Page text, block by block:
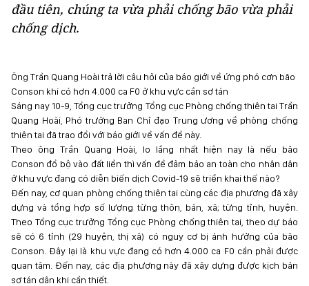
đầu tiên, chúng ta vừa phải chống bão vừa phải
chống dịch.
Ông Trần Quang Hoài trả lời câu hỏi của báo giới về ứng phó cơn bão
Conson khi có hơn 4.000 ca F0 ở khu vực cần sơ tán
Sáng nay 10-9, Tổng cục trưởng Tổng cục Phòng chống thiên tai Trần
Quang Hoài, Phó trưởng Ban Chỉ đạo Trung ương về phòng chống
thiên tai đã trao đổi với báo giới về vấn đề này.
Theo ông Trần Quang Hoài, lo lắng nhất hiện nay là nếu bão
Conson đổ bộ vào đất liền thì vấn đề đảm bảo an toàn cho nhân dân
ở khu vực đang có diễn biến dịch Covid-19 sẽ triển khai thế nào?
Đến nay, cơ quan phòng chống thiên tai cùng các địa phương đã xây
dựng và tổng hợp số lượng từng thôn, bản, xã; từng tỉnh, huyện.
Theo Tổng cục trưởng Tổng cục Phòng chống thiên tai, theo dự báo
sẽ có 6 tỉnh (29 huyện, thị xã) có nguy cơ bị ảnh hưởng của bão
Conson. Đây lại là khu vực đang có hơn 4.000 ca F0 cần phải được
quan tâm. Đến nay, các địa phương này đã xây dựng được kịch bản
sơ tán dân khi cần thiết.